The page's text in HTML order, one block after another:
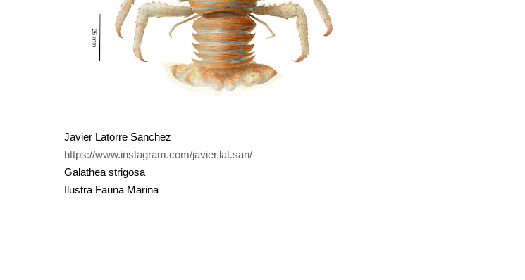
Javier Latorre Sanchez
https://www.instagram.com/javier.lat.san/
Galathea strigosa
Ilustra Fauna Marina